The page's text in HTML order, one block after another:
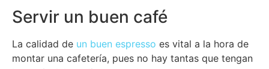
Servir un buen café
La calidad de un buen espresso es vital a la hora de
montar una cafetería, pues no hay tantas que tengan